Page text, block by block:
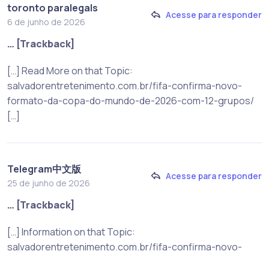
toronto paralegals
6 de junho de 2026
Acesse para responder
… [Trackback]
[…] Read More on that Topic:
salvadorentretenimento.com.br/fifa-confirma-novo-
formato-da-copa-do-mundo-de-2026-com-12-grupos/
[…]
Telegram中文版
25 de junho de 2026
Acesse para responder
… [Trackback]
[…] Information on that Topic:
salvadorentretenimento.com.br/fifa-confirma-novo-